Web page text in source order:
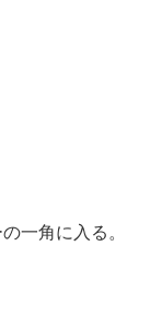
一角に入る。